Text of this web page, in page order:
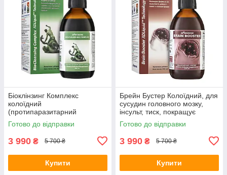
Біоклінзинг Комплекс
колоїдний
(протипаразитарний
препарат, від глістів, лямблії,
аскариди, опісторхоз, віруси,
Готово до відправки
3 990 ₴ 5 700 ₴
Купити
Брейн Бустер Колоїдний, для
сусудин головного мозку,
інсульт, тиск, покращує
пам'ять, сон, шум у вухах,
атеросклероз, травми мозку
Готово до відправки
3 990 ₴ 5 700 ₴
Купити